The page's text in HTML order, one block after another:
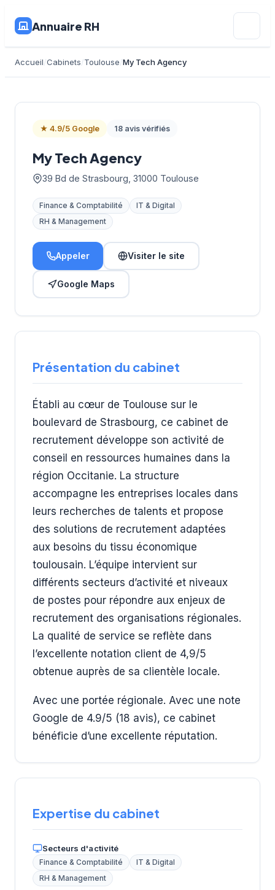
Annuaire RH
Accueil Cabinets Toulouse My Tech Agency
★ 4.9/5 Google 18 avis vérifiés
My Tech Agency
39 Bd de Strasbourg, 31000 Toulouse
Finance & Comptabilité
IT & Digital
RH & Management
Appeler Visiter le site
Google Maps
Présentation du cabinet
Établi au cœur de Toulouse sur le
boulevard de Strasbourg, ce cabinet de
recrutement développe son activité de
conseil en ressources humaines dans la
région Occitanie. La structure
accompagne les entreprises locales dans
leurs recherches de talents et propose
des solutions de recrutement adaptées
aux besoins du tissu économique
toulousain. L’équipe intervient sur
différents secteurs d’activité et niveaux
de postes pour répondre aux enjeux de
recrutement des organisations régionales.
La qualité de service se reflète dans
l’excellente notation client de 4,9/5
obtenue auprès de sa clientèle locale.
Avec une portée régionale. Avec une note
Google de 4.9/5 (18 avis), ce cabinet
bénéficie d’une excellente réputation.
Expertise du cabinet
Secteurs d'activité
Finance & Comptabilité
IT & Digital
RH & Management